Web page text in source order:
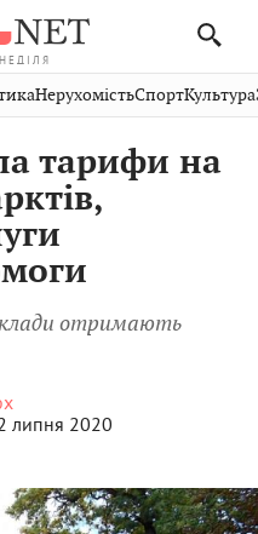
Публікації
Авто СловкоКультура
Кіно Дім СпортКраєзнавство
ФотоОсвітаНерухомість
НерухомістьСпортКультура
тарифи на
отримають
липня 2020